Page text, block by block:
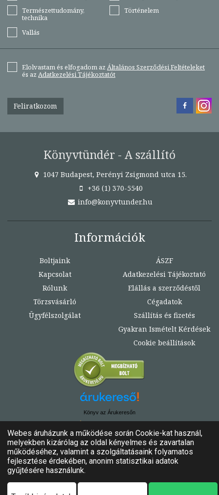
Természettudomány,
technika
Történelem
Vallás
Elolvastam és elfogadom az Általános Szerződési Feltételeket
és az Adatkezelési Tájékoztatót
Feliratkozom
Könyvtündér - A szállító
1047 Budapest, Perényi Zsigmond utca 15.
+36 (1) 370-5540
info@konyvtunder.hu
Információk
Boltjaink
Kapcsolat
Rólunk
Törzsvásárló
Ügyfélszolgálat
ÁSZF
Adatkezelési Tájékoztató
Elállás a szerződéstől
Cégadatok
Szállítás és fizetés
Gyakran Ismételt Kérdések
Cookie beállítások
Könyv az Árukeresőn